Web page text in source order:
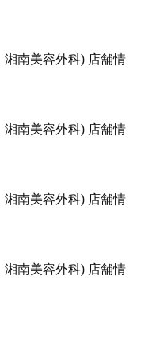
南美容外科) 店舗情
南美容外科) 店舗情
南美容外科) 店舗情
南美容外科) 店舗情